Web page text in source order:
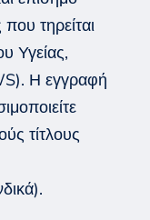
τηρείται
Υγείας,
Η εγγραφή
τίτλους